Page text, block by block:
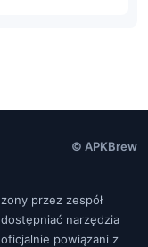
© APKBrew
przez zespół
narzędzia
powiązani z